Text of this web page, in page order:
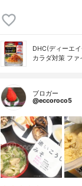
DHC(ディーエ
カラダ対策 フ
ブロガー
@eccoroco5